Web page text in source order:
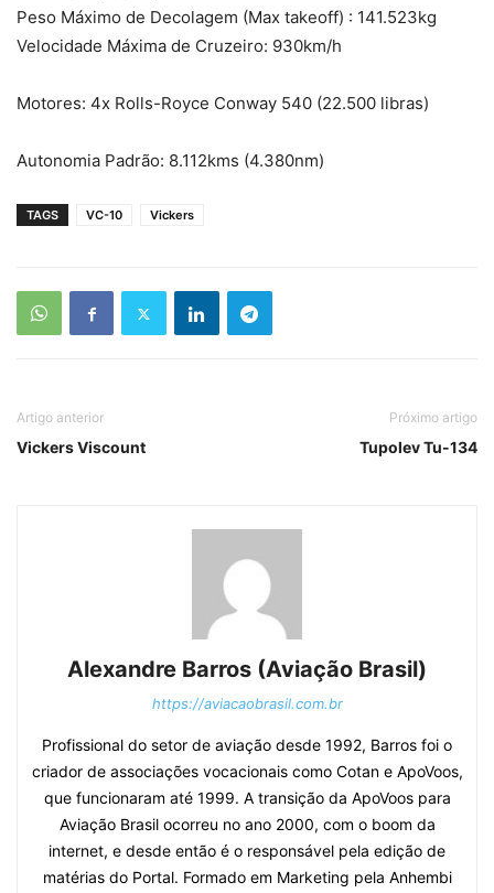
Peso Máximo de Decolagem (Max takeoff) : 141.523kg
Velocidade Máxima de Cruzeiro: 930km/h
Motores: 4x Rolls-Royce Conway 540 (22.500 libras)
Autonomia Padrão: 8.112kms (4.380nm)
TAGS VC-10 Vickers
Artigo anterior
Vickers Viscount
Próximo artigo
Tupolev Tu-134
Alexandre Barros (Aviação Brasil)
https://aviacaobrasil.com.br
Profissional do setor de aviação desde 1992, Barros foi o
criador de associações vocacionais como Cotan e ApoVoos,
que funcionaram até 1999. A transição da ApoVoos para
Aviação Brasil ocorreu no ano 2000, com o boom da
internet, e desde então é o responsável pela edição de
matérias do Portal. Formado em Marketing pela Anhembi